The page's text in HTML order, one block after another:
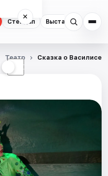
Стендап Выставки
×
☾
Театр Сказка о Василисе